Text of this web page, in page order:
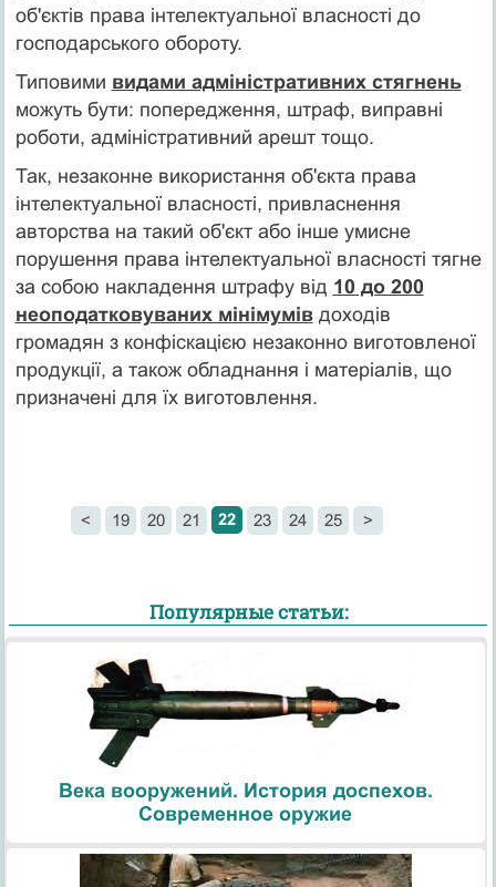
об'єктів права інтеле­ктуальної власності до
господарського обороту.
Типовими видами адміністративних стягнень
мо­жуть бути: попередження, штраф, виправні
роботи, адміні­стративний арешт тощо.
Так, незаконне використання об'єкта права
інтелек­туальної власності, привласнення
авторства на такий об'єкт або інше умисне
порушення права інтелектуальної власності тягне
за собою накладення штрафу від 10 до 200
неоподатковуваних мінімумівдоходів
громадян з кон­фіскацією незаконно виготовленої
продукції, а також обладнання і матеріалів, що
призначені для їх виготовлення.
< 19 20 21 22 23 24 25 >
Популярные статьи:
Века вооружений. История доспехов.
Современное оружие